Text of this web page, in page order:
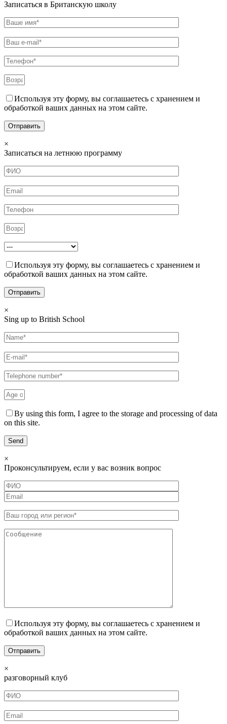
Записаться в Британскую школу
Используя эту форму, вы соглашаетесь с хранением и
обработкой ваших данных на этом сайте.
×
Записаться на летнюю программу
Используя эту форму, вы соглашаетесь с хранением и
обработкой ваших данных на этом сайте.
×
Sing up to British School
By using this form, I agree to the storage and processing of data
on this site.
×
Проконсультируем, если у вас возник вопрос
Используя эту форму, вы соглашаетесь с хранением и
обработкой ваших данных на этом сайте.
×
разговорный клуб